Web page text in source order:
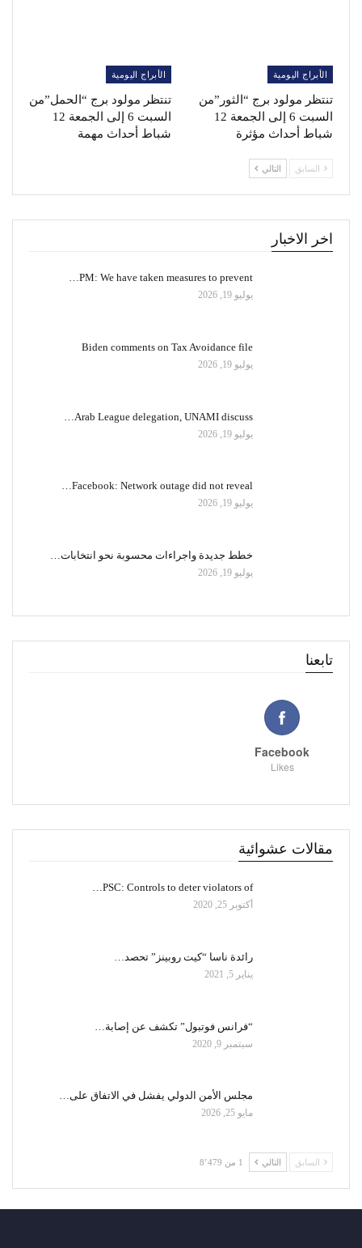
الأبراج اليومية
تنتظر مولود برج “الثور”من
السبت 6 إلى الجمعة 12
شباط أحداث مؤثرة
الأبراج اليومية
تنتظر مولود برج “الحمل”من
السبت 6 إلى الجمعة 12
شباط أحداث مهمة
السابق التالي
اخر الاخبار
PM: We have taken measures to prevent…
يوليو 19, 2026
Biden comments on Tax Avoidance file
يوليو 19, 2026
Arab League delegation, UNAMI discuss…
يوليو 19, 2026
Facebook: Network outage did not reveal…
يوليو 19, 2026
خطط جديدة واجراءات محسوبة نحو انتخابات…
يوليو 19, 2026
تابعنا
Facebook
Likes
مقالات عشوائية
PSC: Controls to deter violators of…
أكتوبر 25, 2020
رائدة ناسا “كيت روبينز” تحصد…
يناير 5, 2021
“فرانس فوتبول” تكشف عن إصابة…
سبتمبر 9, 2020
مجلس الأمن الدولي يفشل في الاتفاق على…
مايو 25, 2026
السابق التالي 1 من 8٬479